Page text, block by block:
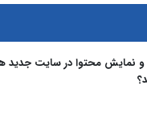
و نمایش محتوا در سایت جدید